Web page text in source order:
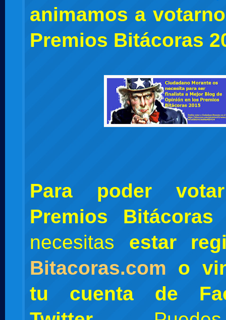
animamos a
Premios Bitácoras
Para poder
Premios
necesitas estar
Bitacoras.com o
tu cuenta de